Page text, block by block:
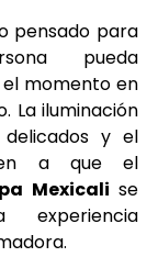
pensado para
pueda
momento en
La iluminación
delicados y el
Mexicali se